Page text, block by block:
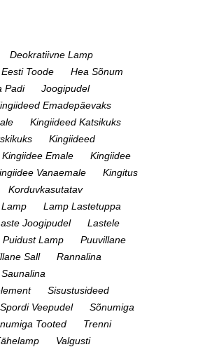
Deokratiivne Lamp
Eesti Toode
Hea Sõnum
Padi
Joogipudel
Emadepäevaks
Kingiideed Katsikuks
Kingiideed
Kingiidee Emale
Kingiidee
Vanaemale
Kingitus
Korduvkasutatav
Lamp
Lamp Lastetuppa
Joogipudel
Lastele
Puidust Lamp
Puuvillane
Sall
Rannalina
Saunalina
Sisustusideed
Spordi Veepudel
Sõnumiga
Tooted
Trenni
Valgusti